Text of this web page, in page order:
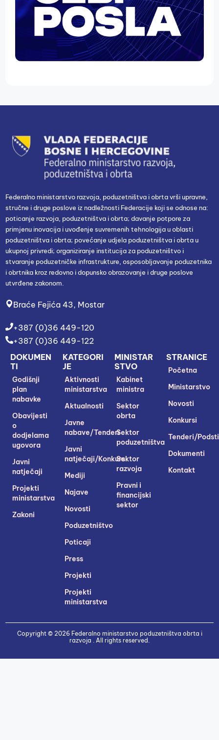
Federalno ministarstvo razvoja, poduzetništva i obrta vrši upravne,
stručne i druge poslove iz nadležnosti Federacije koji se odnose na:
poticanje razvoja, poduzetništva i obrta; davanje potpore za
primjenu inovacija i uvođenje suvremenih tehnologija u oblasti
poduzetništva i obrta; povećanje udjela poduzetništva i obrta u
ukupnoj privredi; organiziranje institucija za poduzetništvo i
stvaranje poduzetničke infrastrukture, osposobljavanje poduzetnika
i obrtnika kroz redovno i dopunsko obrazovanje i druge poslove
utvrđene zakonom.
Braće Fejića 43, Mostar
+387 (0)36 449-120
+387 (0)36 449-122
STRANICE
Početna
Ministarstvo
Novosti
Konkursi
Tenderi/
Dokumenti
Kontakt
MINISTAR
STVO
Kabinet
ministra
Sektor
obrta
Sektor
poduzetništva
Sektor
razvoja
Pravni i
financijski
sektor
KATEGORI
JE
Aktivnosti
ministarstva
Aktualnosti
Javne
nabave/Tenderi
Javni
natječaji/Konkursi
Mediji
Najave
Novosti
Poduzetništvo
Poticaji
Press
Projekti
Projekti
ministarstva
DOKUMEN
TI
Godišnji
plan
nabavke
Obavijesti
o
dodjelama
ugovora
Javni
natječaji
Projekti
ministarstva
Zakoni
Copyright © 2026 Federalno ministarstvo poduzetništva obrta i
razvoja . All rights reserved.